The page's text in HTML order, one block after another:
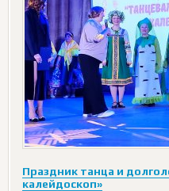
Праздник танца и
калейдоскоп»